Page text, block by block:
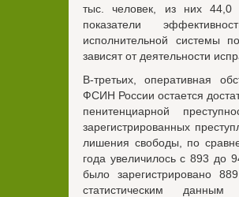
тыс. человек, из них
показатели
исполнительной системы
зависят от деятельности
В-третьих, оперативная
ФСИН России остается
пенитенциарной
зарегистрированных
лишения свободы, по
года увеличилось с 893 до
было зарегистрировано
статистическим